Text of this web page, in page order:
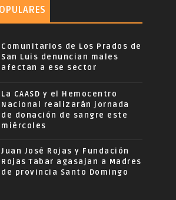
Comunitarios de Los Prados de
San Luis denuncian males
afectan a ese sector
La CAASD y el Hemocentro
Nacional realizarán jornada
de donación de sangre este
miércoles
Juan José Rojas y Fundación
Rojas Tabar agasajan a Madres
de provincia Santo Domingo